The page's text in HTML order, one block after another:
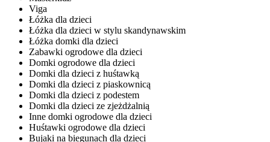
Viga
Łóżka dla dzieci
Łóżka dla dzieci w stylu skandynawskim
Łóżka domki dla dzieci
Zabawki ogrodowe dla dzieci
Domki ogrodowe dla dzieci
Domki dla dzieci z huśtawką
Domki dla dzieci z piaskownicą
Domki dla dzieci z podestem
Domki dla dzieci ze zjeżdżalnią
Inne domki ogrodowe dla dzieci
Huśtawki ogrodowe dla dzieci
Bujaki na biegunach dla dzieci